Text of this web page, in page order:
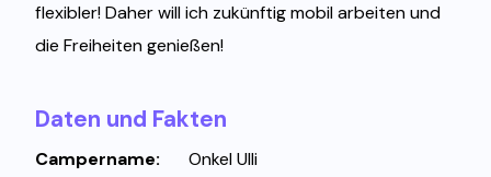
flexibler! Daher will ich zukünftig mobil arbeiten und
die Freiheiten genießen!
Daten und Fakten
Campername: Onkel Ulli